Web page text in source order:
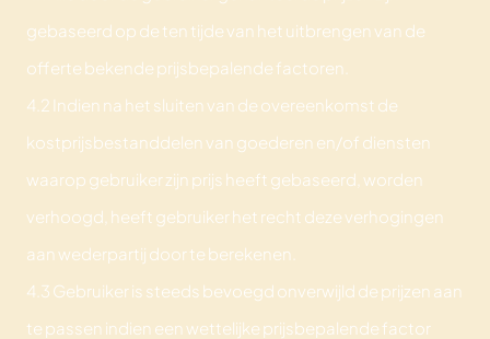
gebaseerd op de ten tijde van het uitbrengen van de
offerte bekende prijsbepalende factoren.
4.2 Indien na het sluiten van de overeenkomst de
kostprijsbestanddelen van goederen en/of diensten
waarop gebruiker zijn prijs heeft gebaseerd, worden
verhoogd, heeft gebruiker het recht deze verhogingen
aan wederpartij door te berekenen.
4.3 Gebruiker is steeds bevoegd onverwijld de prijzen aan
te passen indien een wettelijke prijsbepalende factor